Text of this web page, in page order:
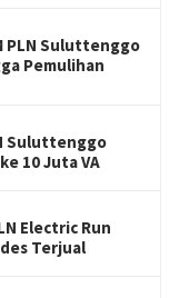
PLN Suluttenggo
Pemulihan
Suluttenggo
10 Juta VA
Electric Run
Terjual